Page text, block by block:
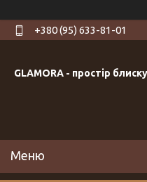
+380 (95) 633-81-01
GLAMORA - простір